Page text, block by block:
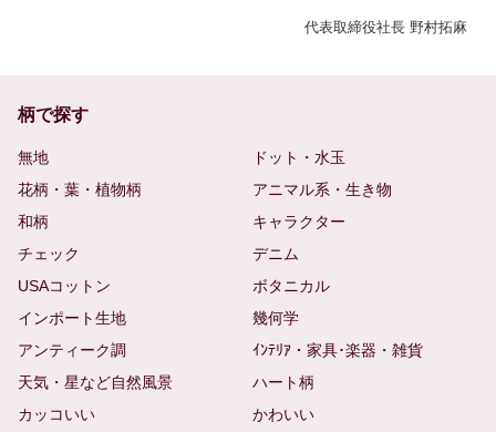
代表取締役社長 野村拓麻
柄で探す
無地
ドット・水玉
花柄・葉・植物柄
アニマル系・生き物
和柄
キャラクター
チェック
デニム
USAコットン
ボタニカル
インポート生地
幾何学
アンティーク調
ｲﾝﾃﾘｱ・家具･楽器・雑貨
天気・星など自然風景
ハート柄
カッコいい
かわいい